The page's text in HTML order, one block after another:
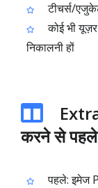
टीचर्स/
कोई भी
निकालनी हों
करने से पहले
पहले: इमेज